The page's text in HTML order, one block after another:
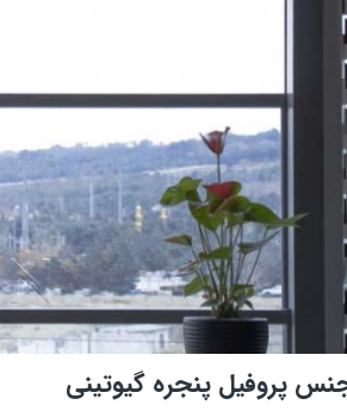
پروفیل پنجره گیوتینی